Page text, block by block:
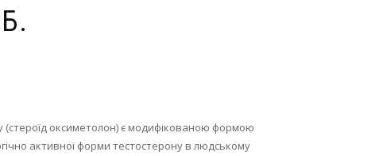
оксиметолон) є модифікованою формою
активної форми тестостерону в людському